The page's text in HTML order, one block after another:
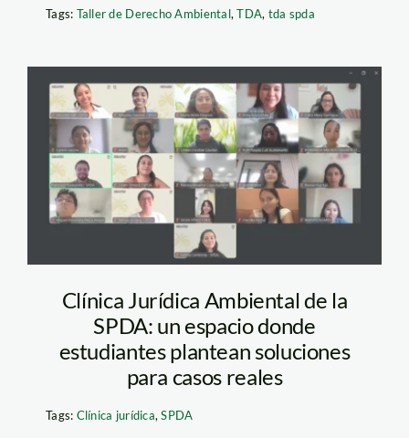
Tags: Taller de Derecho Ambiental,TDA, tda spda
Foto_SPDA
Clínica Jurídica Ambiental de la
SPDA: un espacio donde
estudiantes plantean soluciones
para casos reales
Tags: Clínica jurídica,SPDA